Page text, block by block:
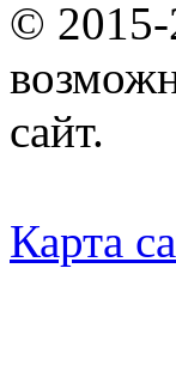
© 2015-
сайт.
Карта